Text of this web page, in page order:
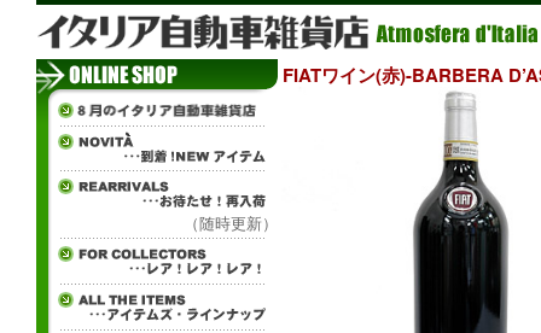
（随時更新）
FIATワイン(赤)-BARBERA